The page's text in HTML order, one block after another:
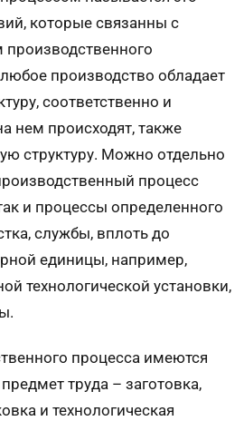
которые связанны с
производство обладает
соответственно и
нем происходят, также
структуру. Можно отдельно
процесс
и процессы определенного
службы, вплоть до
единицы, например,
технологической установки,
процесса имеются
труда – заготовка,
и технологическая